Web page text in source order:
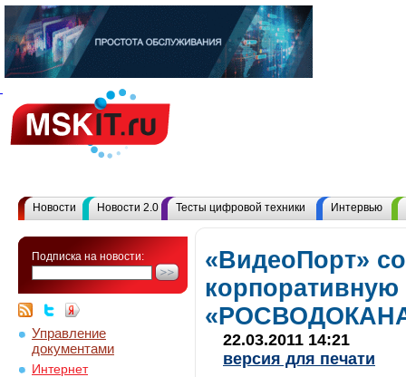
Новости Новости 2.0 Тесты цифровой техники Интервью
Подписка на новости:
Управление
документами
Интернет
«ВидеоПорт»
корпоративную
22.03.2011 14:21
версия для печати